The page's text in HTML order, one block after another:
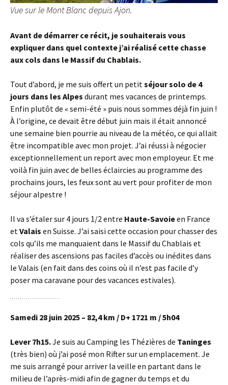
Vue sur le Mont Blanc depuis Ajon.
Avant de démarrer ce récit, je souhaiterais vous
expliquer dans quel contexte j’ai réalisé cette chasse
aux cols dans le Massif du Chablais.
Tout d’abord, je me suis offert un petitséjour solo de 4
jours dans les Alpes durant mes vacances de printemps.
Enfin plutôt de « semi-été » puis nous sommes déjà fin juin !
À l’origine, ce devait être début juin mais il était annoncé
une semaine bien pourrie au niveau de la météo, ce qui allait
être incompatible avec mon projet. J’ai réussi à négocier
exceptionnellement un report avec mon employeur. Et me
voilà fin juin avec de belles éclaircies au programme des
prochains jours, les feux sont au vert pour profiter de mon
séjour alpestre !
Il va s’étaler sur 4 jours 1/2 entre Haute-Savoieen France
etValais en Suisse. J’ai saisi cette occasion pour chasser des
cols qu’ils me manquaient dans le Massif du Chablais et
réaliser des ascensions pas faciles d’accès ou inédites dans
le Valais (en fait dans des coins où il n’est pas facile d’y
poser ma caravane pour des vacances estivales).
Samedi 28 juin 2025 – 82,4 km / D+ 1721 m / 5h04
Lever 7h15.Je suis au Camping les Thézières de Taninges
(très bien) où j’ai posé mon Rifter sur un emplacement. Je
me suis arrangé pour arriver la veille en partant dans le
milieu de l’après-midi afin de gagner du temps et du